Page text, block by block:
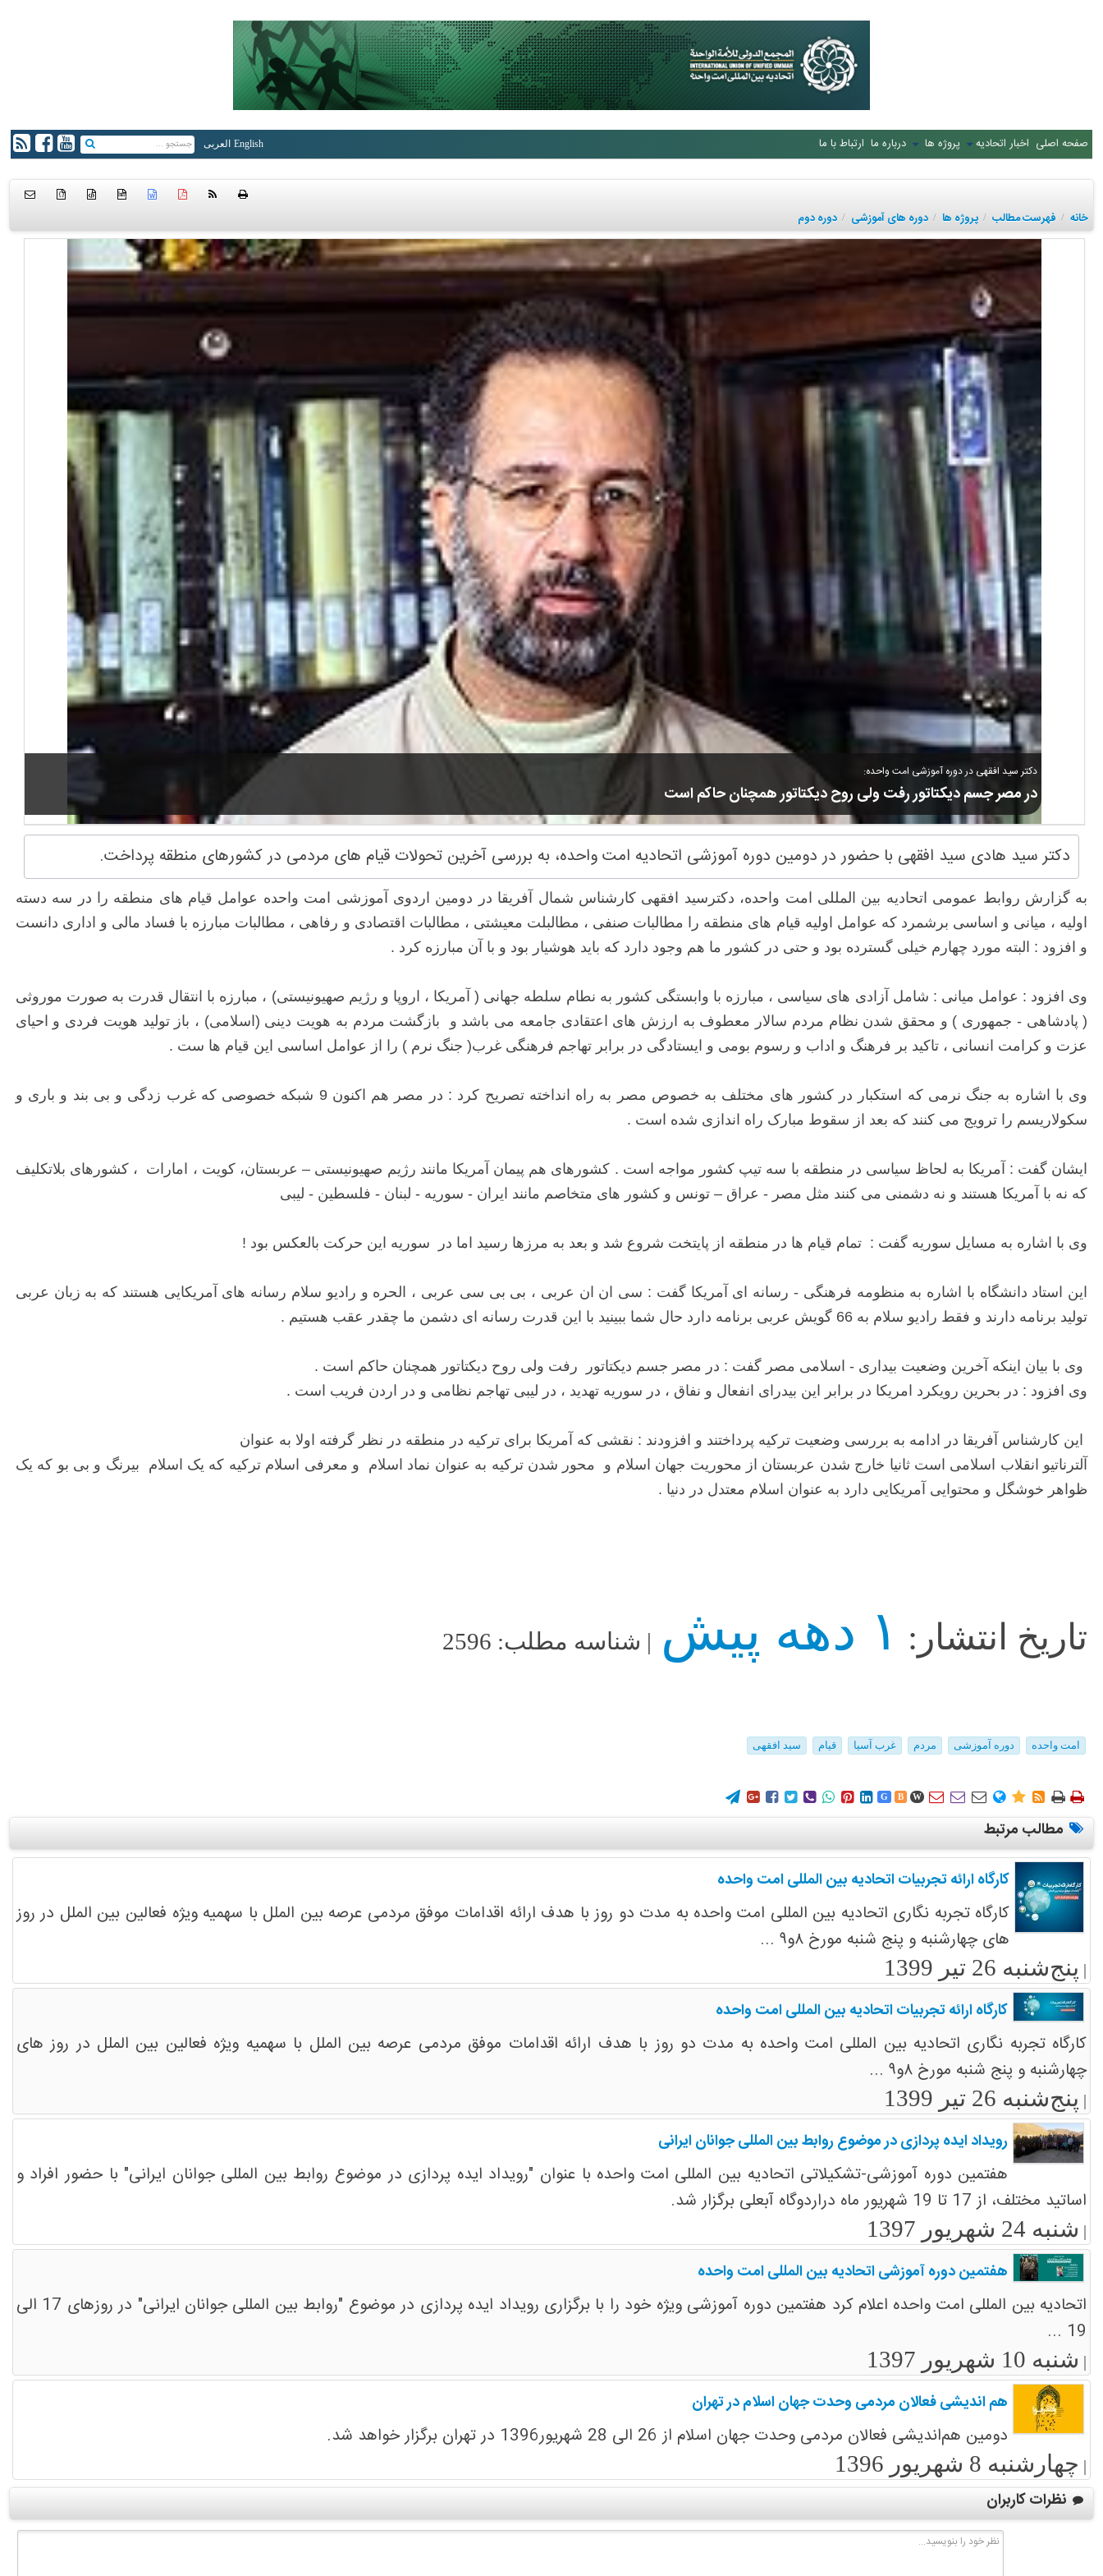
English العربی صفحه اصلی اخبار اتحادیه پروژه ها درباره ما ارتباط با ما
htm
{ }
خانه / فهرست مطالب / پروژه ها / دوره های آموزشی / دوره دوم
دکتر سید افقهی در دوره آموزشی امت واحده:
در مصر جسم دیکتاتور رفت ولی روح دیکتاتور همچنان حاکم است
دکتر سید هادی سید افقهی با حضور در دومین دوره آموزشی اتحادیه امت واحده، به بررسی آخرین تحولات قیام های مردمی در کشورهای منطقه پرداخت.
به گزارش روابط عمومی اتحادیه بین المللی امت واحده، دکترسید افقهی کارشناس شمال آفریقا در دومین اردوی آموزشی امت واحده عوامل قیام های منطقه را در سه دسته
اولیه ، میانی و اساسی برشمرد که عوامل اولیه قیام های منطقه را مطالبات صنفی ، مطالبلت معیشتی ، مطالبات اقتصادی و رفاهی ، مطالبات مبارزه با فساد مالی و اداری دانست
و افزود : البته مورد چهارم خیلی گسترده بود و حتی در کشور ما هم وجود دارد که باید هوشیار بود و با آن مبارزه کرد .
وی افزود : عوامل میانی : شامل آزادی های سیاسی ، مبارزه با وابستگی کشور به نطام سلطه جهانی ( آمریکا ، اروپا و رژیم صهیونیستی) ، مبارزه با انتقال قدرت به صورت موروثی
( پادشاهی - جمهوری ) و محقق شدن نظام مردم سالار معطوف به ارزش های اعتقادی جامعه می باشد و بازگشت مردم به هویت دینی (اسلامی) ، باز تولید هویت فردی و احیای
عزت و کرامت انسانی ، تاکید بر فرهنگ و اداب و رسوم بومی و ایستادگی در برابر تهاجم فرهنگی غرب( جنگ نرم ) را از عوامل اساسی این قیام ها ست .
وی با اشاره به جنگ نرمی که استکبار در کشور های مختلف به خصوص مصر به راه انداخته تصریح کرد : در مصر هم اکنون 9 شبکه خصوصی که غرب زدگی و بی بند و باری و
سکولاریسم را ترویج می کنند که بعد از سقوط مبارک راه اندازی شده است .
ایشان گفت : آمریکا به لحاظ سیاسی در منطقه با سه تیپ کشور مواجه است . کشورهای هم پیمان آمریکا مانند رژیم صهیونیستی – عربستان، کویت ، امارات ، کشورهای بلاتکلیف
که نه با آمریکا هستند و نه دشمنی می کنند مثل مصر - عراق – تونس و کشور های متخاصم مانند ایران - سوریه - لبنان - فلسطین - لیبی
وی با اشاره به مسایل سوریه گفت : تمام قیام ها در منطقه از پایتخت شروع شد و بعد به مرزها رسید اما در سوریه این حرکت بالعکس بود !
این استاد دانشگاه با اشاره به منظومه فرهنگی - رسانه ای آمریکا گفت : سی ان ان عربی ، بی بی سی عربی ، الحره و رادیو سلام رسانه های آمریکایی هستند که به زبان عربی
تولید برنامه دارند و فقط رادیو سلام به 66 گویش عربی برنامه دارد حال شما ببینید با این قدرت رسانه ای دشمن ما چقدر عقب هستیم .
وی با بیان اینکه آخرین وضعیت بیداری - اسلامی مصر گفت : در مصر جسم دیکتاتور رفت ولی روح دیکتاتور همچنان حاکم است .
وی افزود : در بحرین رویکرد امریکا در برابر این بیدرای انفعال و نفاق ، در سوریه تهدید ، در لیبی تهاجم نظامی و در اردن فریب است .
این کارشناس آفریقا در ادامه به بررسی وضعیت ترکیه پرداختند و افزودند : نقشی که آمریکا برای ترکیه در منطقه در نظر گرفته اولا به عنوان
آلترناتیو انقلاب اسلامی است ثانیا خارج شدن عربستان از محوریت جهان اسلام و محور شدن ترکیه به عنوان نماد اسلام و معرفی اسلام ترکیه که یک اسلام بیرنگ و بی بو که یک
ظواهر خوشگل و محتوایی آمریکایی دارد به عنوان اسلام معتدل در دنیا .
تاریخ انتشار: ۱ دهه پیش | شناسه مطلب: 2596
امت واحده دوره آموزشی مردم غرب آسیا قیام سید افقهی
        G B W        
مطالب مرتبط
کارگاه ارائه تجربیات اتحادیه بین المللی امت واحده
کارگاه تجربه نگاری اتحادیه بین المللی امت واحده به مدت دو روز با هدف ارائه اقدامات موفق مردمی عرصه بین الملل با سهمیه ویژه فعالین بین الملل در روز
های چهارشنبه و پنج شنبه مورخ ۸و۹ ...
پنج‌شنبه 26 تیر 1399
کارگاه ارائه تجربیات اتحادیه بین المللی امت واحده
کارگاه تجربه نگاری اتحادیه بین المللی امت واحده به مدت دو روز با هدف ارائه اقدامات موفق مردمی عرصه بین الملل با سهمیه ویژه فعالین بین الملل در روز های
چهارشنبه و پنج شنبه مورخ ۸و۹ ...
پنج‌شنبه 26 تیر 1399
رویداد ایده پردازی در موضوع روابط بین المللی جوانان ایرانی
هفتمین دوره آموزشی-تشکیلاتی اتحادیه بین المللی امت واحده با عنوان "رویداد ایده پردازی در موضوع روابط بین المللی جوانان ایرانی" با حضور افراد و
اساتید مختلف، از 17 تا 19 شهریور ماه دراردوگاه آبعلی برگزار شد.
شنبه 24 شهریور 1397
هفتمین دوره آموزشی اتحادیه بین المللی امت واحده
اتحادیه بین المللی امت واحده اعلام کرد هفتمین دوره آموزشی ویژه خود را با برگزاری رویداد ایده پردازی در موضوع "روابط بین المللی جوانان ایرانی" در روزهای 17 الی
19 ...
شنبه 10 شهریور 1397
هم اندیشی فعالان مردمی وحدت جهان اسلام در تهران
دومین هم‌اندیشی فعالان مردمی وحدت جهان اسلام از 26 الی 28 شهریور1396 در تهران برگزار خواهد شد.
چهارشنبه 8 شهریور 1396
نظرات کاربران